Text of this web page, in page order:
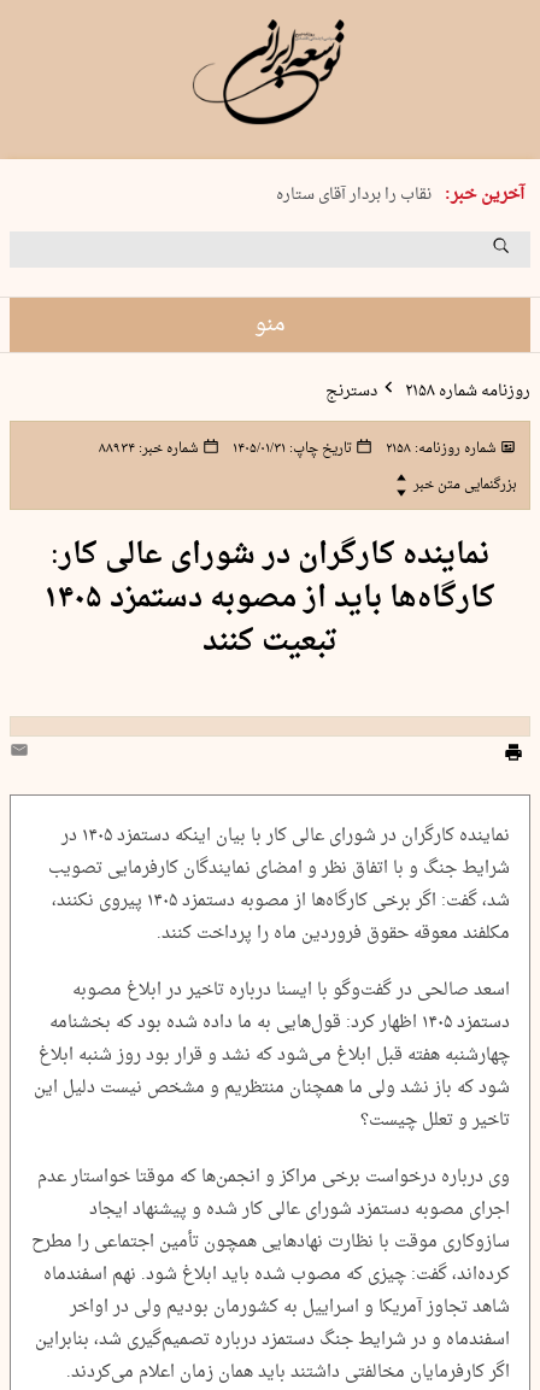
آخرین خبر:
پنجشنبه 15 مرداد 1405 شماره 2243
نقاب را بردار آقای ستاره
کدام فوتبال؟
منو
روزنامه شماره ۲۱۵۸ دسترنج
شماره روزنامه:۲۱۵۸ تاریخ چاپ: ۱۴۰۵/۰۱/۳۱ شماره خبر:۸۸۹۳۴
بزرگنمایی متن خبر
نماینده کارگران در شورای عالی کار:
کارگاه‌ها باید از مصوبه دستمزد ۱۴۰۵
تبعیت کنند
نماینده کارگران در شورای عالی کار با بیان اینکه دستمزد ۱۴۰۵ در
شرایط جنگ و با اتفاق نظر و امضای نمایندگان کارفرمایی تصویب
شد، گفت: اگر برخی کارگاه‌ها از مصوبه دستمزد ۱۴۰۵ پیروی نکنند،
مکلفند معوقه حقوق فروردین ماه را پرداخت کنند.
اسعد صالحی در گفت‌وگو با ایسنا درباره تاخیر در ابلاغ مصوبه
دستمزد ۱۴۰۵ اظهار کرد: قول‌هایی به ما داده شده بود که بخشنامه
چهارشنبه هفته قبل ابلاغ می‌شود که نشد و قرار بود روز شنبه ابلاغ
شود که باز نشد ولی ما همچنان منتظریم و مشخص نیست دلیل این
تاخیر و تعلل چیست؟
وی درباره درخواست برخی مراکز و انجمن‌ها که موقتا خواستار عدم
اجرای مصوبه دستمزد شورای عالی کار شده و پیشنهاد ایجاد
سازوکاری موقت با نظارت نهادهایی همچون تأمین اجتماعی را مطرح
کرده‌اند، گفت: چیزی که مصوب شده باید ابلاغ شود. نهم اسفندماه
شاهد تجاوز آمریکا و اسراییل به کشورمان بودیم ولی در اواخر
اسفندماه و در شرایط جنگ دستمزد درباره تصمیم‌گیری شد، بنابراین
اگر کارفرمایان مخالفتی داشتند باید همان زمان اعلام می‌کردند.